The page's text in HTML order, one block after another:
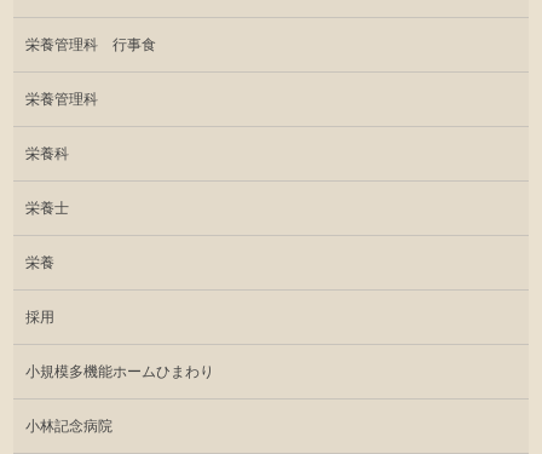
栄養管理科 行事食
栄養管理科
栄養科
栄養士
栄養
採用
小規模多機能ホームひまわり
小林記念病院